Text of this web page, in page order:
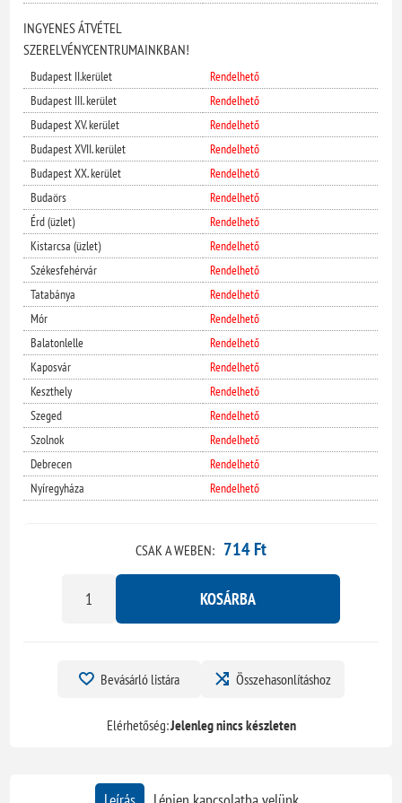
INGYENES ÁTVÉTEL
SZERELVÉNYCENTRUMAINKBAN!
Budapest II.kerület
Rendelhető
Budapest III. kerület
Rendelhető
Budapest XV. kerület
Rendelhető
Budapest XVII. kerület
Rendelhető
Budapest XX. kerület
Rendelhető
Budaörs
Rendelhető
Érd (üzlet)
Rendelhető
Kistarcsa (üzlet)
Rendelhető
Székesfehérvár
Rendelhető
Tatabánya
Rendelhető
Mór
Rendelhető
Balatonlelle
Rendelhető
Kaposvár
Rendelhető
Keszthely
Rendelhető
Szeged
Rendelhető
Szolnok
Rendelhető
Debrecen
Rendelhető
Nyíregyháza
Rendelhető
CSAK A WEBEN: 714 Ft
KOSÁRBA
Bevásárló listára Összehasonlításhoz
Elérhetőség:Jelenleg nincs készleten